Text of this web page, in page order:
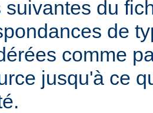
suivantes du
de
comme
jusqu'à ce